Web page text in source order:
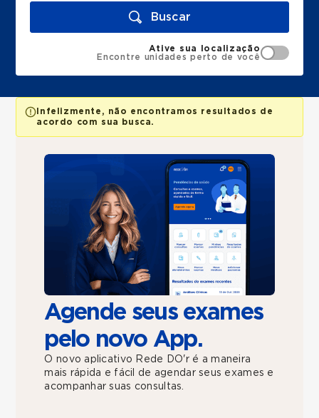
Buscar
Ative sua localização
Encontre unidades perto de você
Infelizmente, não encontramos resultados de
acordo com sua busca.
Agende seus exames
pelo novo App.
O novo aplicativo Rede DO'r é a maneira
mais rápida e fácil de agendar seus exames e
acompanhar suas consultas.